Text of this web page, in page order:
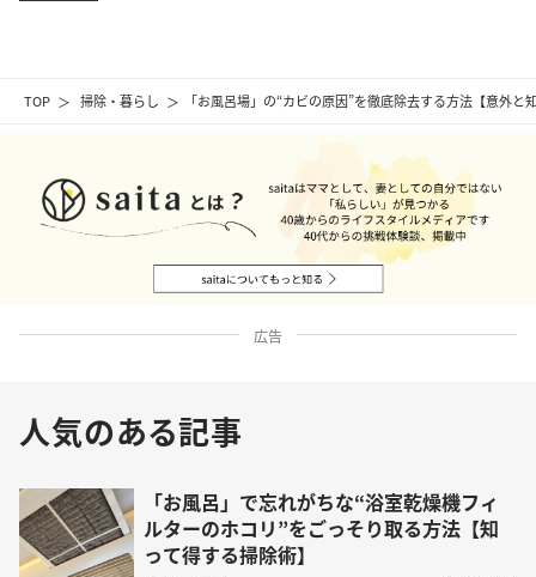
TOP 掃除・暮らし 「お風呂場」の“カビの原因”を徹底除去する方法【意外と
広告
人気のある記事
「お風呂」で忘れがちな“浴室乾燥機フィ
ルターのホコリ”をごっそり取る方法【知
って得する掃除術】